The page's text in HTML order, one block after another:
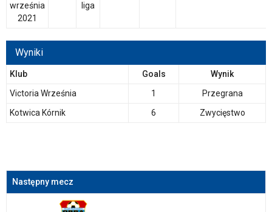
września
2021
liga
Wyniki
Klub Goals
Wynik
Victoria Września
1
Przegrana
Kotwica Kórnik
6 Zwycięstwo
Następny mecz